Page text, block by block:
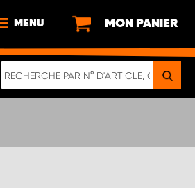
MENU
NOUVEAUTÉS
MON PANIER